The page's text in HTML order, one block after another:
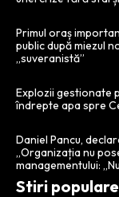
Primul oraș
public după miezul
„suveranistă”
Explozii gestionate
îndrepte apa spre
Daniel Pancu,
„Organizația nu
managementului:
Stiri